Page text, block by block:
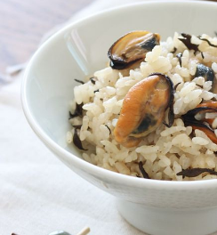
기획전
브랜드
푸드
키친
리빙
가전